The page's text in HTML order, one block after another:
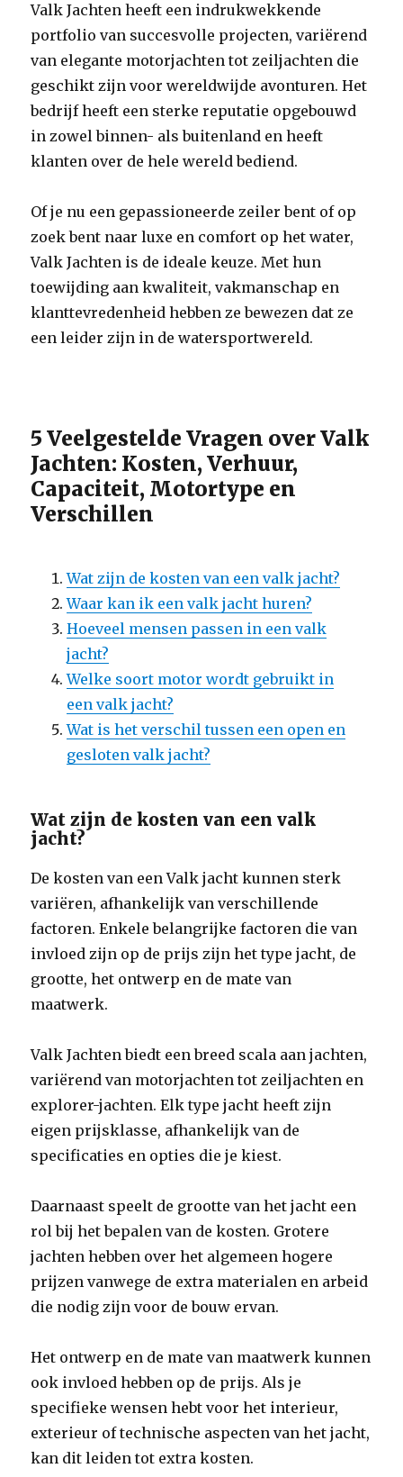
Valk Jachten heeft een indrukwekkende
portfolio van succesvolle projecten, variërend
van elegante motorjachten tot zeiljachten die
geschikt zijn voor wereldwijde avonturen. Het
bedrijf heeft een sterke reputatie opgebouwd
in zowel binnen- als buitenland en heeft
klanten over de hele wereld bediend.
Of je nu een gepassioneerde zeiler bent of op
zoek bent naar luxe en comfort op het water,
Valk Jachten is de ideale keuze. Met hun
toewijding aan kwaliteit, vakmanschap en
klanttevredenheid hebben ze bewezen dat ze
een leider zijn in de watersportwereld.
5 Veelgestelde Vragen over Valk
Jachten: Kosten, Verhuur,
Capaciteit, Motortype en
Verschillen
Wat zijn de kosten van een valk jacht?
Waar kan ik een valk jacht huren?
Hoeveel mensen passen in een valk
jacht?
Welke soort motor wordt gebruikt in
een valk jacht?
Wat is het verschil tussen een open en
gesloten valk jacht?
Wat zijn de kosten van een valk
jacht?
De kosten van een Valk jacht kunnen sterk
variëren, afhankelijk van verschillende
factoren. Enkele belangrijke factoren die van
invloed zijn op de prijs zijn het type jacht, de
grootte, het ontwerp en de mate van
maatwerk.
Valk Jachten biedt een breed scala aan jachten,
variërend van motorjachten tot zeiljachten en
explorer-jachten. Elk type jacht heeft zijn
eigen prijsklasse, afhankelijk van de
specificaties en opties die je kiest.
Daarnaast speelt de grootte van het jacht een
rol bij het bepalen van de kosten. Grotere
jachten hebben over het algemeen hogere
prijzen vanwege de extra materialen en arbeid
die nodig zijn voor de bouw ervan.
Het ontwerp en de mate van maatwerk kunnen
ook invloed hebben op de prijs. Als je
specifieke wensen hebt voor het interieur,
exterieur of technische aspecten van het jacht,
kan dit leiden tot extra kosten.